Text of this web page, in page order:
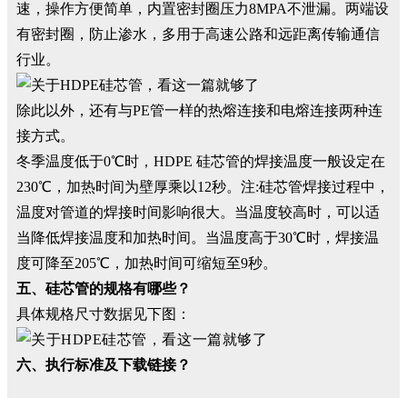
速，操作方便简单，内置密封圈压力8MPA不泄漏。两端设
有密封圈，防止渗水，多用于高速公路和远距离传输通信
行业。
除此以外，还有与PE管一样的热熔连接和电熔连接两种连
接方式。
冬季温度低于0℃时，HDPE 硅芯管的焊接温度一般设定在
230℃，加热时间为壁厚乘以12秒。注:硅芯管焊接过程中，
温度对管道的焊接时间影响很大。当温度较高时，可以适
当降低焊接温度和加热时间。当温度高于30℃时，焊接温
度可降至205℃，加热时间可缩短至9秒。
五、硅芯管的规格有哪些？
具体规格尺寸数据见下图：
六、执行标准及下载链接？